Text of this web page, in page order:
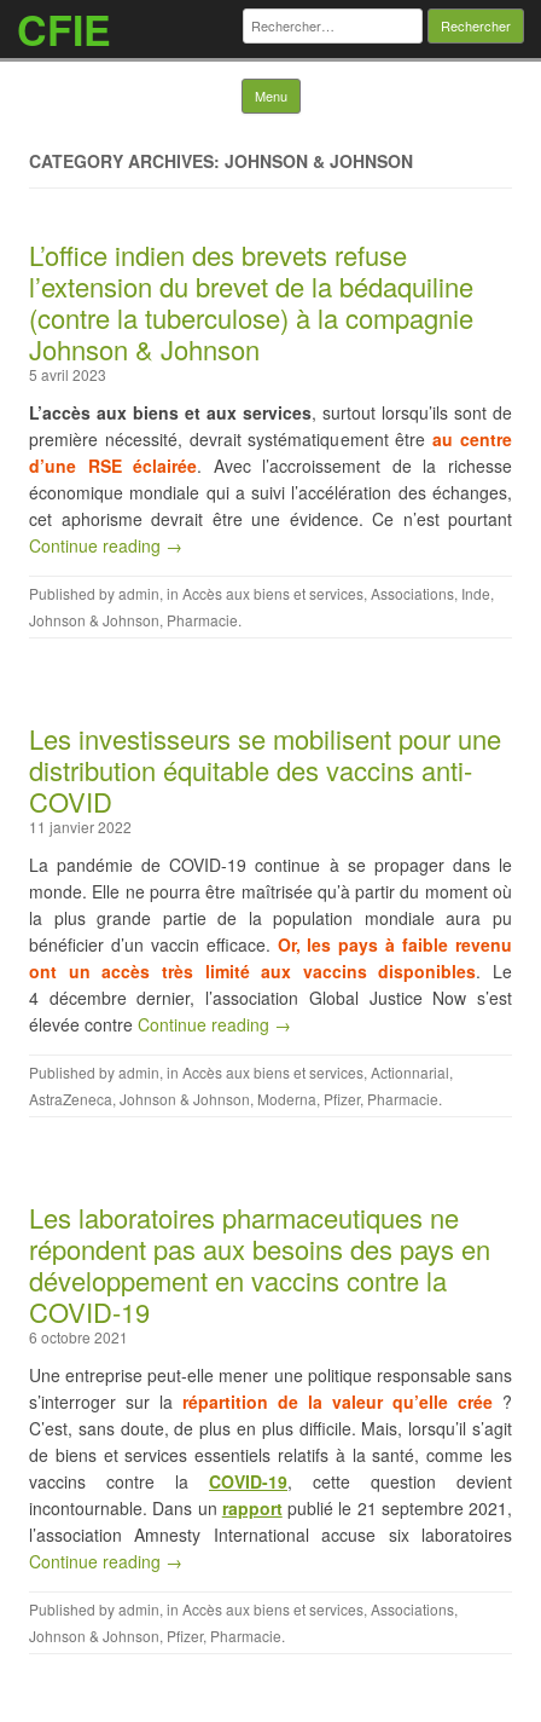
CFIE Rechercher :
Menu Skip to content
CATEGORY ARCHIVES: JOHNSON & JOHNSON
L’office indien des brevets refuse
l’extension du brevet de la bédaquiline
(contre la tuberculose) à la compagnie
Johnson & Johnson
5 avril 2023
L’accès aux biens et aux services, surtout lorsqu’ils sont de
première nécessité, devrait systématiquement êtreau centre
d’une RSE éclairée. Avec l’accroissement de la richesse
économique mondiale qui a suivi l’accélération des échanges,
cet aphorisme devrait être une évidence. Ce n’est pourtant
Continue reading →
Published byadmin, in Accès aux biens et services, Associations, Inde,
Johnson & Johnson, Pharmacie.
Les investisseurs se mobilisent pour une
distribution équitable des vaccins anti-
COVID
11 janvier 2022
La pandémie de COVID-19 continue à se propager dans le
monde. Elle ne pourra être maîtrisée qu’à partir du moment où
la plus grande partie de la population mondiale aura pu
bénéficier d’un vaccin efficace. Or, les pays à faible revenu
ont un accès très limité aux vaccins disponibles. Le
4 décembre dernier, l’association Global Justice Now s’est
élevée contre Continue reading →
Published byadmin, in Accès aux biens et services, Actionnarial,
AstraZeneca, Johnson & Johnson, Moderna, Pfizer, Pharmacie.
Les laboratoires pharmaceutiques ne
répondent pas aux besoins des pays en
développement en vaccins contre la
COVID-19
6 octobre 2021
Une entreprise peut-elle mener une politique responsable sans
s’interroger sur la répartition de la valeur qu’elle crée ?
C’est, sans doute, de plus en plus difficile. Mais, lorsqu’il s’agit
de biens et services essentiels relatifs à la santé, comme les
vaccins contre la COVID-19, cette question devient
incontournable. Dans un rapportpublié le 21 septembre 2021,
l’association Amnesty International accuse six laboratoires
Continue reading →
Published byadmin, in Accès aux biens et services, Associations,
Johnson & Johnson, Pfizer, Pharmacie.